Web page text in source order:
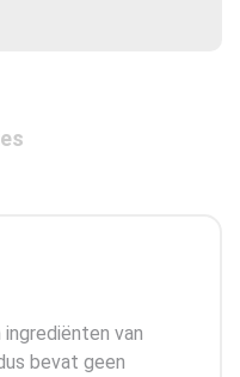
van
bevat geen